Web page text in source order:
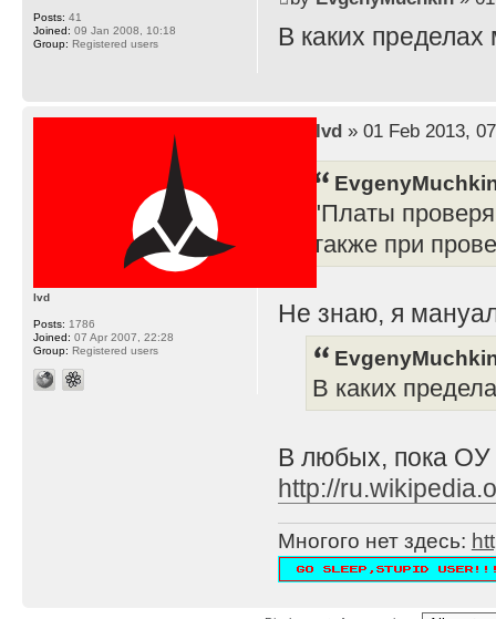
В каких
Posts: 41
Joined: 09 Jan 2008, 10:18
Group: Registered users
lvd» 01 Feb 2013,
"Платы
также при
Не знаю, я
В каких
В любых, пока ОУ
http://
Многого нет здесь:
lvd
Posts: 1786
Joined: 07 Apr 2007, 22:28
Group: Registered users